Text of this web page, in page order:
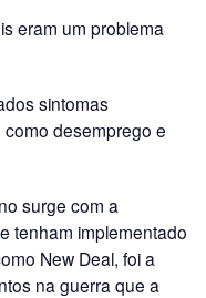
eram um problema
sintomas
desemprego e
surge com a
tenham implementado
New Deal, foi a
na guerra que a